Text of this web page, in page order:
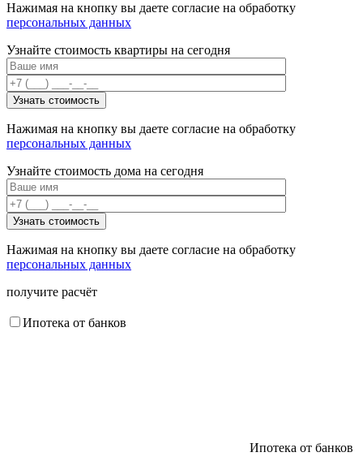
Нажимая на кнопку вы даете согласие на обработку
персональных данных
Узнайте стоимость квартиры на сегодня
Нажимая на кнопку вы даете согласие на обработку
персональных данных
Узнайте стоимость дома на сегодня
Нажимая на кнопку вы даете согласие на обработку
персональных данных
получите расчёт
Ипотека от банков
Ипотека от банков